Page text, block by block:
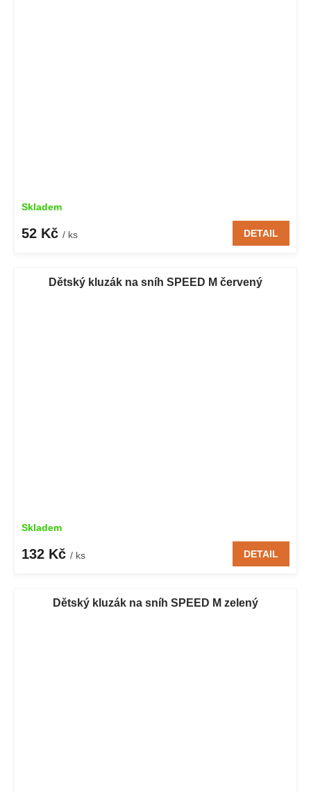
Skladem
52 Kč / ks DETAIL
Dětský kluzák na sníh SPEED M červený
Skladem
132 Kč / ks DETAIL
Dětský kluzák na sníh SPEED M zelený